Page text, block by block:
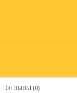
ОТЗЫВЫ (0)